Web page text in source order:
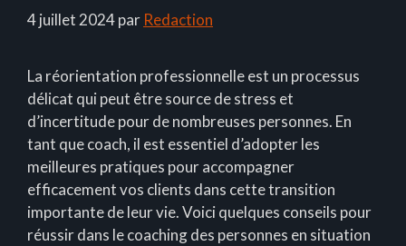
4 juillet 2024par Redaction
La réorientation professionnelle est un processus
délicat qui peut être source de stress et
d’incertitude pour de nombreuses personnes. En
tant que coach, il est essentiel d’adopter les
meilleures pratiques pour accompagner
efficacement vos clients dans cette transition
importante de leur vie. Voici quelques conseils pour
réussir dans le coaching des personnes en situation